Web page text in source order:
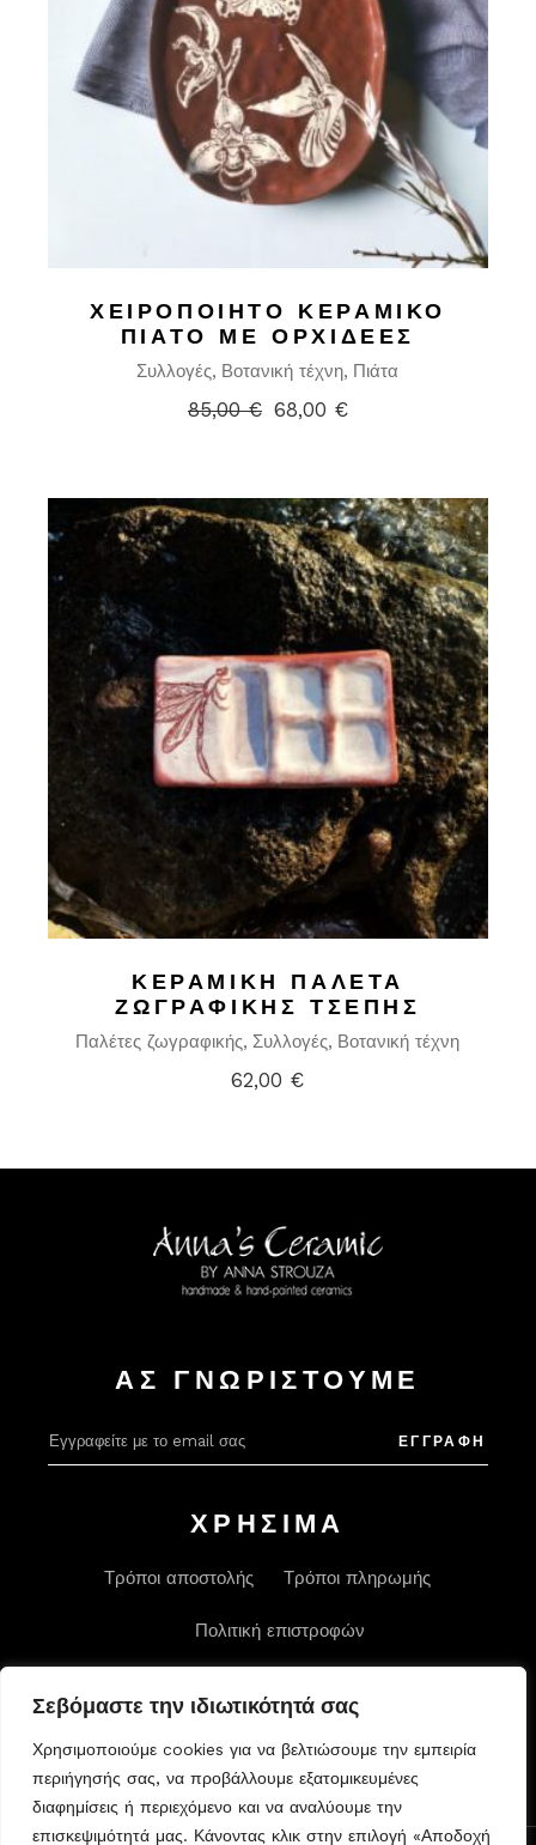
Σεβόμαστε την ιδιωτικότητά σας
Χρησιμοποιούμε cookies για να βελτιώσουμε την εμπειρία
περιήγησής σας, να προβάλλουμε εξατομικευμένες
διαφημίσεις ή περιεχόμενο και να αναλύουμε την
επισκεψιμότητά μας. Κάνοντας κλικ στην επιλογή «Αποδοχή
ΧΕΙΡΟΠΟΊΗΤΟ ΚΕΡΑΜΙΚΌ
ΠΙΆΤΟ ΜΕ ΟΡΧΙΔΈΕΣ
Συλλογές Βοτανική τέχνη Πιάτα
85,00€ 68,00 €
ΚΕΡΑΜΙΚΉ ΠΑΛΈΤΑ
ΖΩΓΡΑΦΙΚΉΣ ΤΣΈΠΗΣ
Παλέτες ζωγραφικής Συλλογές Βοτανική τέχνη
62,00 €
ΑΣ ΓΝΩΡΙΣΤΟΥΜΕ
ΕΓΓΡΑΦΗ
ΧΡΗΣΙΜΑ
Τρόποι αποστολής Τρόποι πληρωμής
Πολιτική επιστροφών